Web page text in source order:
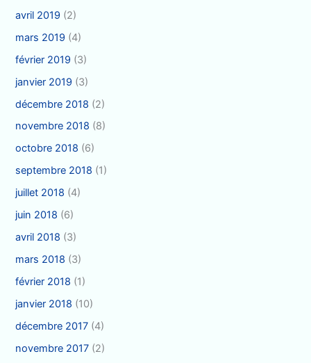
avril 2019 (2)
mars 2019 (4)
février 2019 (3)
janvier 2019 (3)
décembre 2018 (2)
novembre 2018 (8)
octobre 2018 (6)
septembre 2018 (1)
juillet 2018 (4)
juin 2018 (6)
avril 2018 (3)
mars 2018 (3)
février 2018 (1)
janvier 2018 (10)
décembre 2017 (4)
novembre 2017 (2)